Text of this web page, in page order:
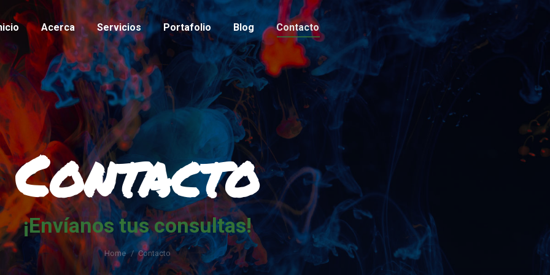
Acerca Servicios Portafolio Blog Contacto
Contacto
¡Envíanos tus consultas!
You are here:
Home Contacto